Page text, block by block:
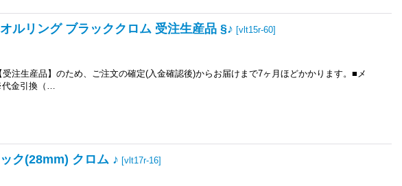
ルリング ブラッククロム 受注生産品 §♪ [vlt15r-60]
注生産品】のため、ご注文の確定(入金確認後)からお届けまで7ヶ月ほどかかります。■メ
金引換（…
ク(28mm) クロム ♪ [vlt17r-16]